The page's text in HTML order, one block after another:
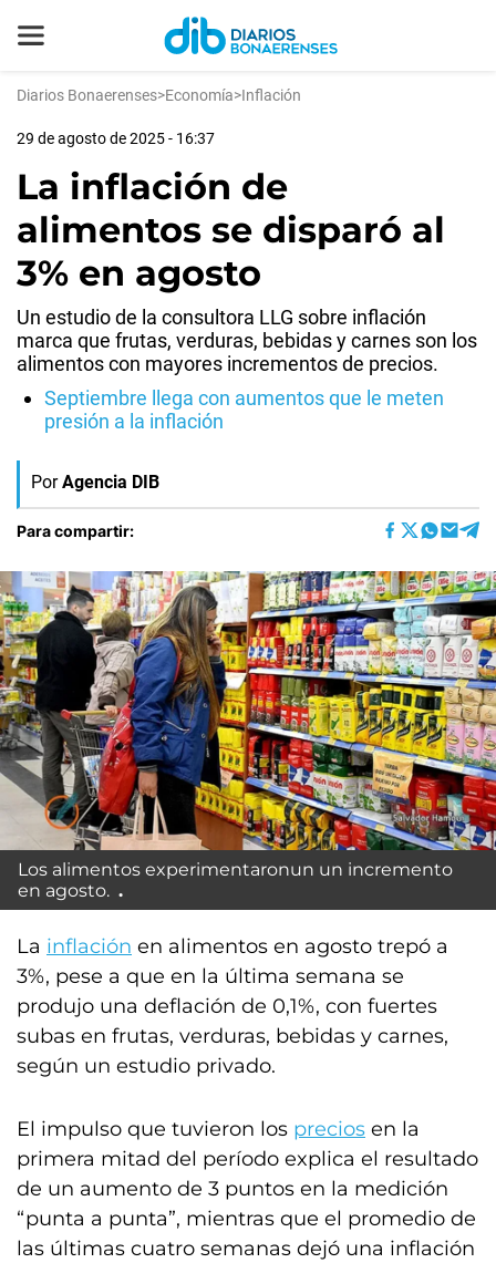
Diarios Bonaerenses>Economía>Inflación
29 de agosto de 2025 - 16:37
La inflación de
alimentos se disparó al
3% en agosto
Un estudio de la consultora LLG sobre inflación
marca que frutas, verduras, bebidas y carnes son los
alimentos con mayores incrementos de precios.
Septiembre llega con aumentos que le meten
presión a la inflación
Por Agencia DIB
Para compartir:
Los alimentos experimentaronun un incremento
en agosto.
La inflación en alimentos en agosto trepó a
3%, pese a que en la última semana se
produjo una deflación de 0,1%, con fuertes
subas en frutas, verduras, bebidas y carnes,
según un estudio privado.
El impulso que tuvieron los precios en la
primera mitad del período explica el resultado
de un aumento de 3 puntos en la medición
“punta a punta”, mientras que el promedio de
las últimas cuatro semanas dejó una inflación